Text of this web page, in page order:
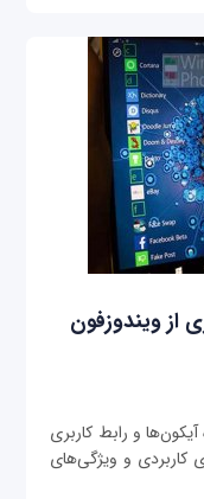
از ویندوزفون
10 از پشت پرده آیکون‌ها و رابط کاربری
کاربردی و ویژگی‌های